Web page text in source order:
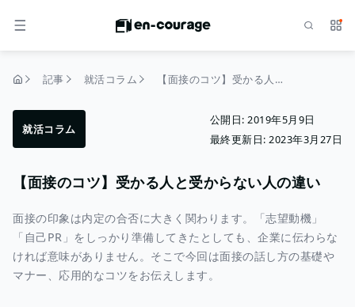
メニュー サ
記事 就活コラム 【面接のコツ】受かる人と受からない人の違い
就活コラム
公開日: 2019年5月9日
最終更新日: 2023年3月27日
【面接のコツ】受かる人と受からない人の違い
面接の印象は内定の合否に大きく関わります。「志望動機」
「自己PR」をしっかり準備してきたとしても、企業に伝わらな
ければ意味がありません。そこで今回は面接の話し方の基礎や
マナー、応用的なコツをお伝えします。